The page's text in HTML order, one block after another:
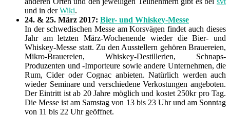
und in derWiki.
24. & 25. März 2017: Bier- und Whiskey-Messe
In der schwedischen Messe am Korsvägen findet auch dieses
Jahr am letzten März-Wochenende wieder die Bier- und
Whiskey-Messe statt. Zu den Ausstellern gehören Brauereien,
Mikro-Brauereien, Whiskey-Destillerien, Schnaps-
Produzenten und -Importeure sowie andere Unternehmen, die
Rum, Cider oder Cognac anbieten. Natürlich werden auch
wieder Seminare und verschiedene Verkostungen angeboten.
Der Eintritt ist ab 20 Jahre möglich und kostet 250kr pro Tag.
Die Messe ist am Samstag von 13 bis 23 Uhr und am Sonntag
von 11 bis 22 Uhr geöffnet.